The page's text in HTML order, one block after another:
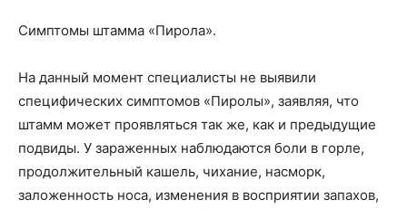
Симптомы штамма «Пирола».
На данный момент специалисты не выявили
специфических симптомов «Пиролы», заявляя, что
штамм может проявляться так же, как и предыдущие
подвиды. У зараженных наблюдаются боли в горле,
продолжительный кашель, чихание, насморк,
заложенность носа, изменения в восприятии запахов,